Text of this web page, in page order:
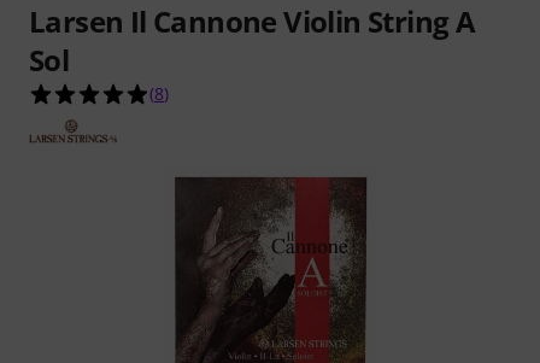
Larsen Il Cannone Violin String A
Sol
4.9 de 5 estrelas de 8 avaliações de clientes
(8)